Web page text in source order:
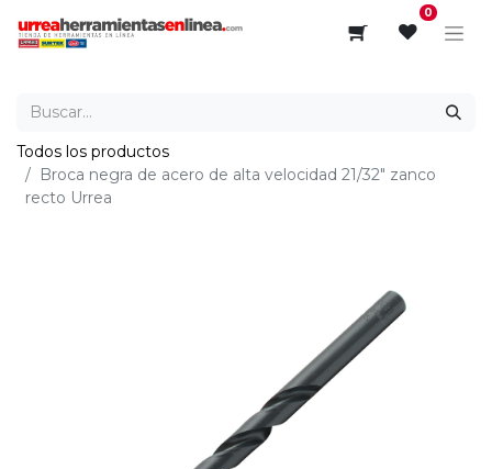
0
Todos los productos
Broca negra de acero de alta velocidad 21/32" zanco
recto Urrea